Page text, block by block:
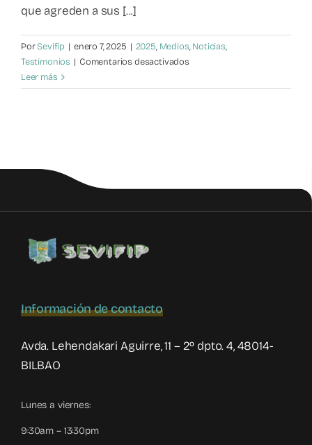
Contacto
que agreden a sus [...]
PorSevifip | enero 7, 2025 | 2025, Medios,Noticias,
Testimonios | Comentarios desactivadosen
Filio-
Leer más
Información de contacto
Avda. Lehendakari Aguirre, 11 – 2º dpto. 4, 48014-
BILBAO
Lunes a viernes:
9:30am – 13:30pm